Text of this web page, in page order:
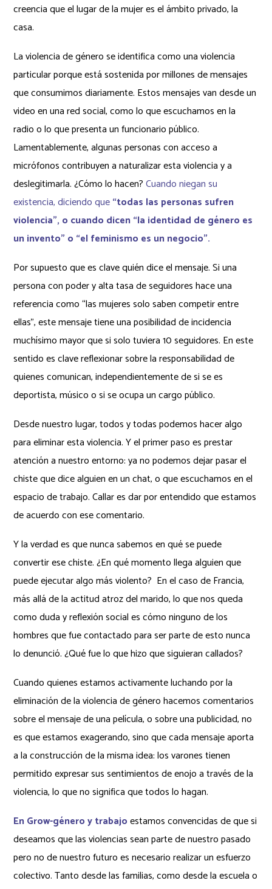
creencia que el lugar de la mujer es el ámbito privado, la
casa.
La violencia de género se identifica como una violencia
particular porque está sostenida por millones de mensajes
que consumimos diariamente. Estos mensajes van desde un
video en una red social, como lo que escuchamos en la
radio o lo que presenta un funcionario público.
Lamentablemente, algunas personas con acceso a
micrófonos contribuyen a naturalizar esta violencia y a
deslegitimarla. ¿Cómo lo hacen? Cuando niegan su
existencia, diciendo que“todas las personas sufren
violencia”, o cuando dicen “la identidad de género es
un invento” o “el feminismo es un negocio”.
Por supuesto que es clave quién dice el mensaje. Si una
persona con poder y alta tasa de seguidores hace una
referencia como “las mujeres solo saben competir entre
ellas”, este mensaje tiene una posibilidad de incidencia
muchísimo mayor que si solo tuviera 10 seguidores. En este
sentido es clave reflexionar sobre la responsabilidad de
quienes comunican, independientemente de si se es
deportista, músico o si se ocupa un cargo público.
Desde nuestro lugar, todos y todas podemos hacer algo
para eliminar esta violencia. Y el primer paso es prestar
atención a nuestro entorno: ya no podemos dejar pasar el
chiste que dice alguien en un chat, o que escuchamos en el
espacio de trabajo. Callar es dar por entendido que estamos
de acuerdo con ese comentario.
Y la verdad es que nunca sabemos en qué se puede
convertir ese chiste. ¿En qué momento llega alguien que
puede ejecutar algo más violento? En el caso de Francia,
más allá de la actitud atroz del marido, lo que nos queda
como duda y reflexión social es cómo ninguno de los
hombres que fue contactado para ser parte de esto nunca
lo denunció. ¿Qué fue lo que hizo que siguieran callados?
Cuando quienes estamos activamente luchando por la
eliminación de la violencia de género hacemos comentarios
sobre el mensaje de una película, o sobre una publicidad, no
es que estamos exagerando, sino que cada mensaje aporta
a la construcción de la misma idea: los varones tienen
permitido expresar sus sentimientos de enojo a través de la
violencia, lo que no significa que todos lo hagan.
En Grow-género y trabajo estamos convencidas de que si
deseamos que las violencias sean parte de nuestro pasado
pero no de nuestro futuro es necesario realizar un esfuerzo
colectivo. Tanto desde las familias, como desde la escuela o